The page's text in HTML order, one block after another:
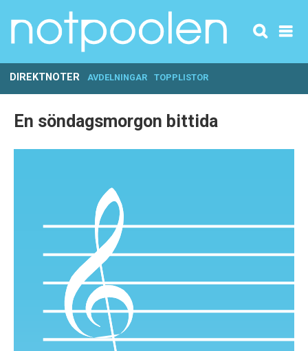
DIREKTNOTER AVDELNINGAR TOPPLISTOR
En söndagsmorgon bittida